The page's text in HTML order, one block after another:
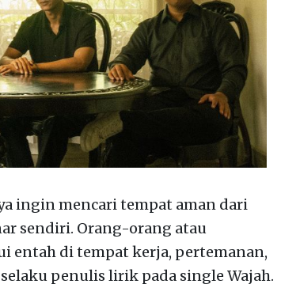
ingin mencari tempat aman dari
sendiri. Orang-orang atau
di tempat kerja, pertemanan,
penulis lirik pada single Wajah.